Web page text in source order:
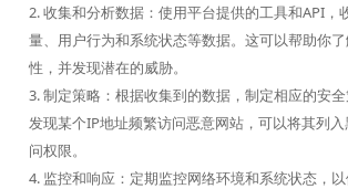
2. 收集和分析数据：使用平台提供的工具和API，
量、用户行为和系统状态等数据。这可以帮助你
性，并发现潜在的威胁。
3. 制定策略：根据收集到的数据，制定相应的安
发现某个IP地址频繁访问恶意网站，可以将其列
问权限。
4. 监控和响应：定期监控网络环境和系统状态，